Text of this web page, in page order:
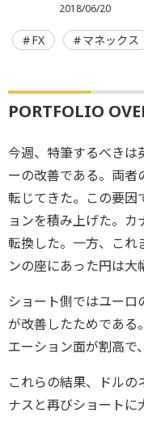
2018/06/20
FX マネックス
PORTFOLIO
今週、特筆するべきは
ーの改善である。両者
転じてきた。この要因
ョンを積み上げた。
転換した。一方、これ
ンの座にあった円は大
ショート側ではユーロ
が改善したためである
エーション面が割高で
これらの結果、ドル
ナスと再びショートに